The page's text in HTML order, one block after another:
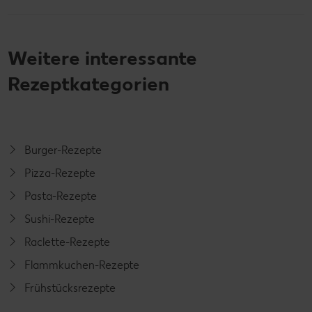
Weitere interessante
Rezeptkategorien
Burger-Rezepte
Pizza-Rezepte
Pasta-Rezepte
Sushi-Rezepte
Raclette-Rezepte
Flammkuchen-Rezepte
Frühstücksrezepte